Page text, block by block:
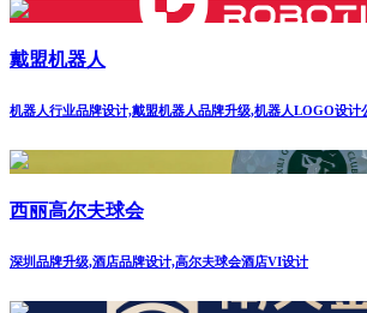
戴盟机器人
机器人行业品牌设计,戴盟机器人品牌升级,机器人LOGO设计
西丽高尔夫球会
深圳品牌升级,酒店品牌设计,高尔夫球会酒店VI设计